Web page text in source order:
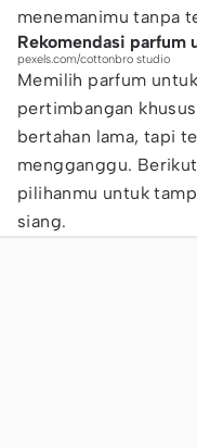
menemanimu tanpa
Rekomendasi parfum
pexels.com/cottonbro studio
Memilih parfum untuk
pertimbangan
bertahan lama, tapi
mengganggu.
pilihanmu untuk
siang.